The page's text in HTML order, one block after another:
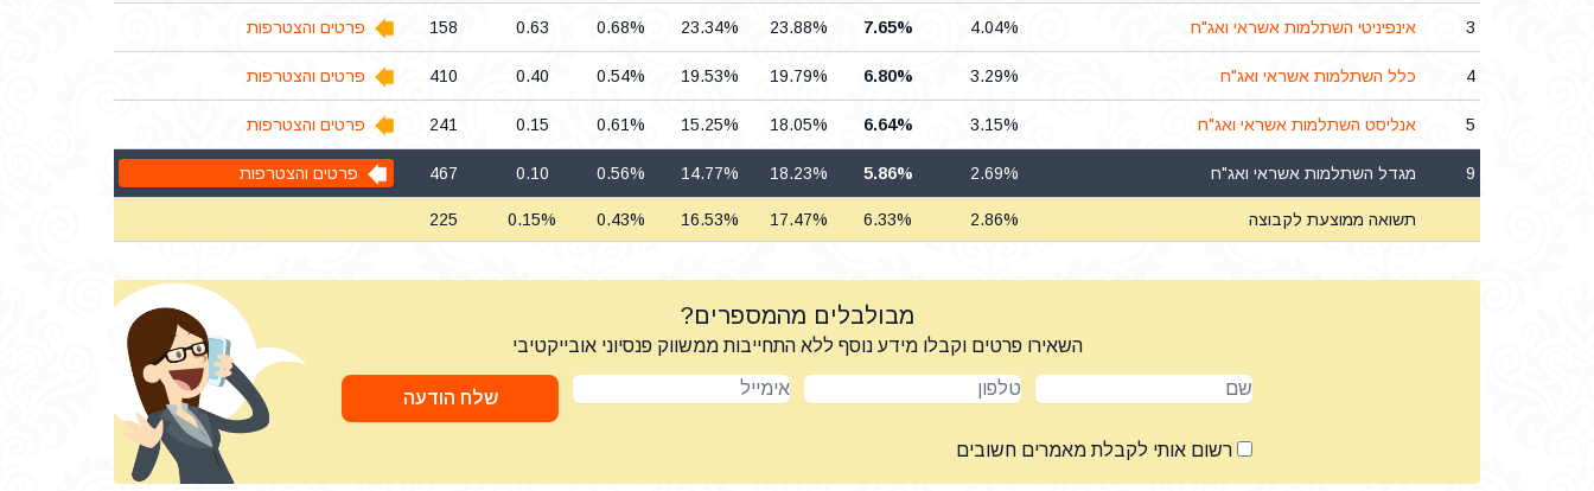
3 אינפיניטי השתלמות אשראי ואג"ח 4.04%
7.65%
23.88%
23.34%
0.68%
0.63
158 פרטים והצטרפות
4 כלל השתלמות אשראי ואג"ח 3.29%
6.80%
19.79%
19.53%
0.54%
0.40
410 פרטים והצטרפות
5 אנליסט השתלמות אשראי ואג"ח 3.15%
6.64%
18.05%
15.25%
0.61%
0.15
241 פרטים והצטרפות
9 מגדל השתלמות אשראי ואג"ח 2.69%
5.86%
18.23%
14.77%
0.56%
0.10
467 פרטים והצטרפות
תשואה ממוצעת לקבוצה 2.86%
6.33%
17.47%
16.53%
0.43%
0.15%
225
מבולבלים מהמספרים?
השאירו פרטים וקבלו מידע נוסף ללא התחייבות ממשווק פנסיוני אובייקטיבי
שם טלפון אימייל
שלח הודעה
רשום אותי לקבלת מאמרים חשובים